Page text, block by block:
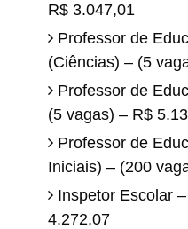
R$ 3.047,01
Professor de
(Ciências) – (5
Professor de
(5 vagas) – R$
Professor de
Iniciais) – (200
Inspetor Escolar
4.272,07